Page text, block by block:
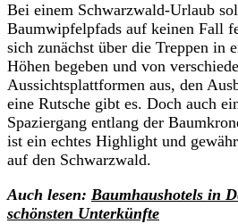
Bei einem Schwarzwald-Urlaub
Baumwipfelpfads auf keinen Fall
sich zunächst über die Treppen in
Höhen begeben und von
Aussichtsplattformen aus, den
eine Rutsche gibt es. Doch auch
Spaziergang entlang der
ist ein echtes Highlight und
auf den Schwarzwald.
Auch lesen: Baumhaushotels in
schönsten Unterkünfte